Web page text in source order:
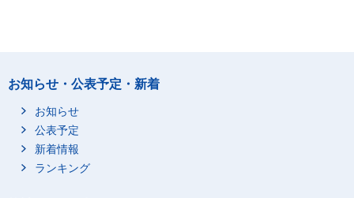
お知らせ・公表予定・新着
お知らせ
公表予定
新着情報
ランキング